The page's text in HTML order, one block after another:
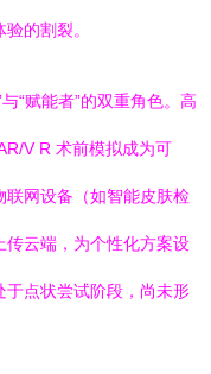
的割裂。
“赋能者”的双重角色。高
V R 术前模拟成为可
网设备（如智能皮肤检
云端，为个性化方案设
点状尝试阶段，尚未形